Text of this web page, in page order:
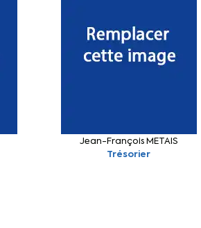
Jean-François METAIS
Trésorier